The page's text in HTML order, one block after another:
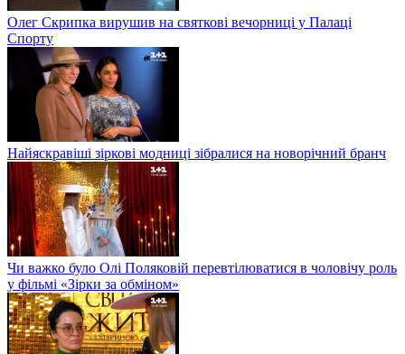
Олег Скрипка вирушив на святкові вечорниці у Палаці
Спорту
Найяскравіші зіркові модниці зібралися на новорічний бранч
Чи важко було Олі Поляковій перевтілюватися в чоловічу роль
у фільмі «Зірки за обміном»